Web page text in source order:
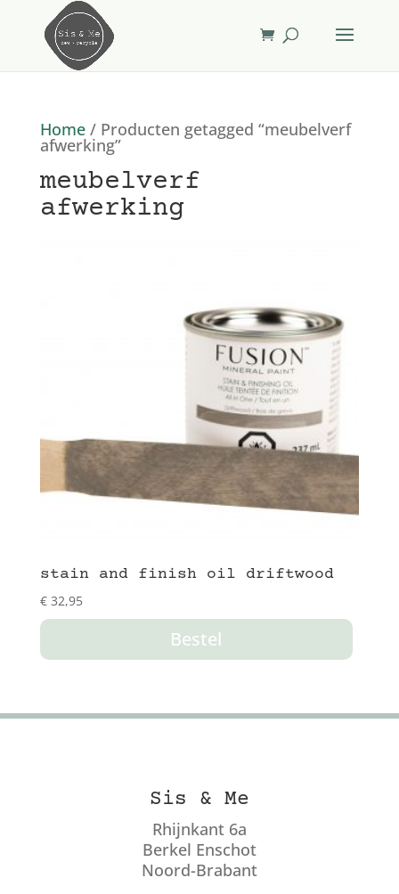
Home/ Producten getagged “meubelverf
afwerking”
meubelverf
afwerking
stain and finish oil driftwood
€32,95
Bestel
Sis & Me
Rhijnkant 6a
Berkel Enschot
Noord-Brabant